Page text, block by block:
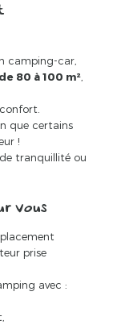
camping-car,
80 à 100 m²,
que certains
!
tranquillité ou
vous
prise
avec :